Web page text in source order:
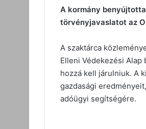
A kormány
törvényjavaslatot az
A szaktárca
Elleni Védekezési
hozzá kell járulniuk. A
gazdasági
adóügyi segítségére.